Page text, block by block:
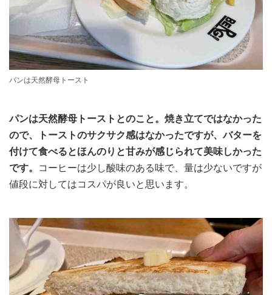
パンは天然酵母トースト
パンは天然酵母トーストとのこと。焼き立てではなかった
ので、トーストのサクサク感はなかったですが、バターを
付けて食べるとほんのりと甘みが感じられて美味しかった
です。
コーヒーは少し酸味のある味で、量は少ないですが
値段に対してはコスパが良いと思います。